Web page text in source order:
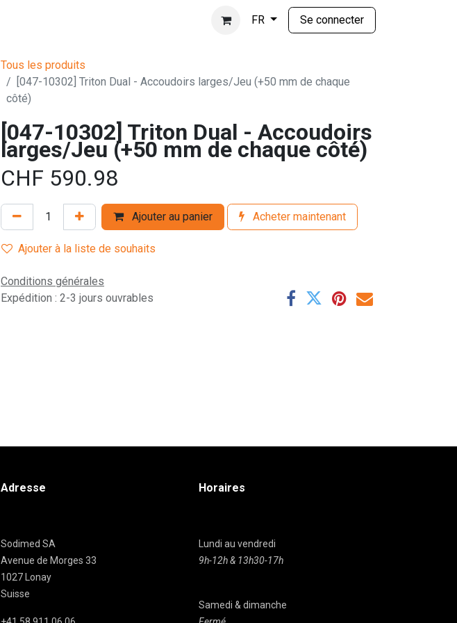
FR Se connecter
Tous les produits
[047-10302] Triton Dual - Accoudoirs larges/Jeu (+50 mm de chaque
côté)
[047-10302] Triton Dual - Accoudoirs
larges/Jeu (+50 mm de chaque côté)
CHF 590.98
Ajouter au panier Acheter maintenant
Ajouter à la liste de souhaits
Conditions générales
Expédition : 2-3 jours ouvrables
Adresse
Sodimed SA
Avenue de Morges 33
1027 Lonay
Suisse
Horaires
Lundi au vendredi
9h-12h & 13h30-17h
Samedi & dimanche